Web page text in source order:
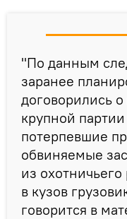
"По данным
заранее
договорились
крупной
потерпевшие
обвиняемые
из
в кузов
говорится в